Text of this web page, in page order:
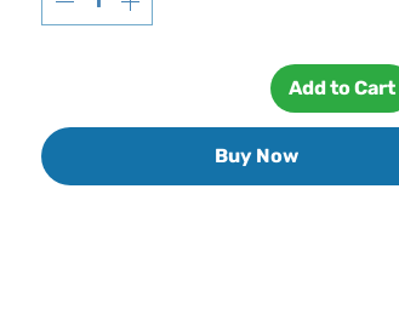
Add to Cart
Buy Now